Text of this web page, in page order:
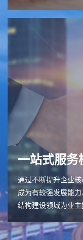
一站式服务
通过不断提升企业
成为有较强发展能
结构建设领域为业